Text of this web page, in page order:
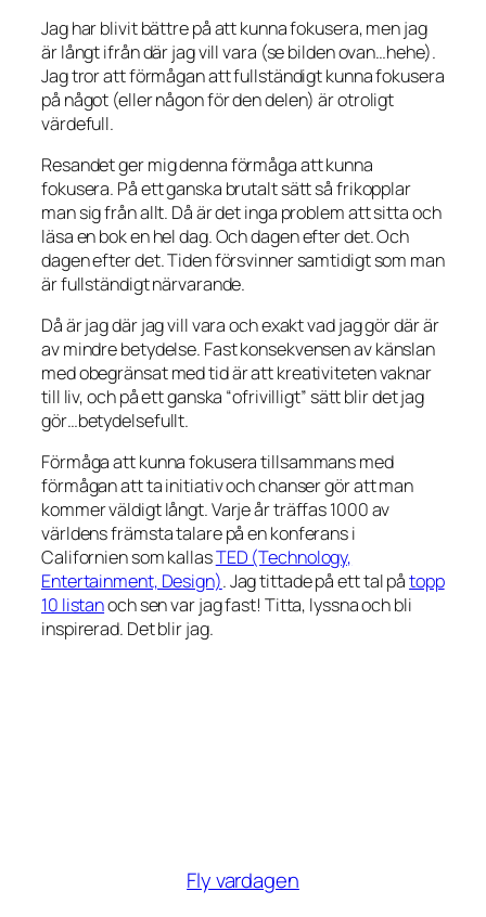
Jag har blivit bättre på att kunna fokusera, men jag
är långt ifrån där jag vill vara (se bilden ovan…hehe).
Jag tror att förmågan att fullständigt kunna fokusera
på något (eller någon för den delen) är otroligt
värdefull.
Resandet ger mig denna förmåga att kunna
fokusera. På ett ganska brutalt sätt så frikopplar
man sig från allt. Då är det inga problem att sitta och
läsa en bok en hel dag. Och dagen efter det. Och
dagen efter det. Tiden försvinner samtidigt som man
är fullständigt närvarande.
Då är jag där jag vill vara och exaktvadjag gör där är
av mindre betydelse. Fast konsekvensen av känslan
med obegränsat med tid är att kreativiteten vaknar
till liv, och på ett ganska “ofrivilligt” sätt blir det jag
gör…betydelsefullt.
Förmåga att kunna fokusera tillsammans med
förmågan att ta initiativ och chanser gör att man
kommer väldigt långt. Varje år träffas 1000 av
världens främsta talare på en konferans i
Californien som kallasTED (Technology,
Entertainment, Design). Jag tittade på ett tal påtopp
10 listanoch sen var jag fast! Titta, lyssna och bli
inspirerad. Det blir jag.
Fly vardagen